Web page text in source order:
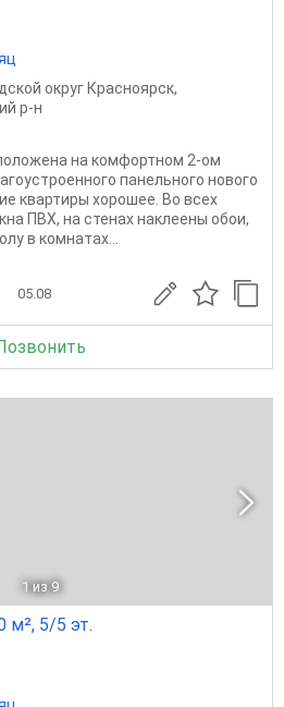
округ Красноярск,
р-н
на комфортном 2-ом
панельного нового
квартиры хорошее. Во всех
ПВХ, на стенах наклеены обои,
в комнатах...
05.08
1 из 9
м², 5/5 эт.